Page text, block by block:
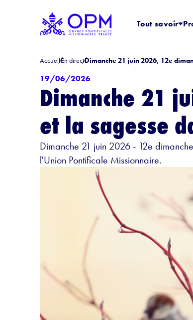
Tout savoir
AccueilEn directDimanche 21 juin 2026, 12e
19/06/2026
Dimanche 21
et la sagesse
Dimanche 21 juin 2026 - 12e
l'Union Pontificale Missionnaire.